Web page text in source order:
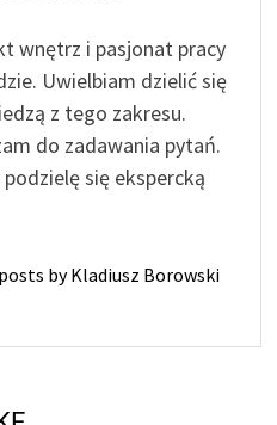
wnętrz i pasjonat pracy
Uwielbiam dzielić się
z tego zakresu.
do zadawania pytań.
się ekspercką
by Kladiusz Borowski